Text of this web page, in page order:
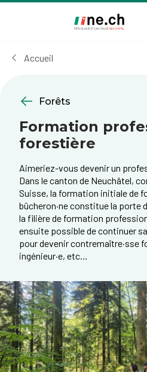
cookies
Accueil
Forêts
Formation
forestière
Aimeriez-vous devenir un
Dans le canton de Neuchâtel,
Suisse, la formation initiale de
bûcheron·ne constitue la porte
la filière de formation
ensuite possible de continuer
pour devenir contremaître·sse
ingénieur·e, etc…